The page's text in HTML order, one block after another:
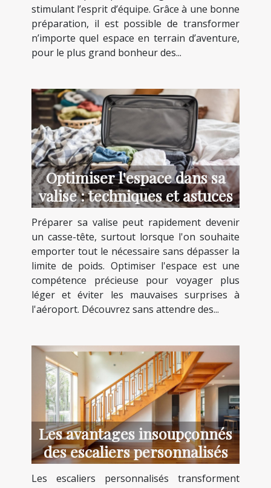
stimulant l’esprit d’équipe. Grâce à une bonne
préparation, il est possible de transformer
n’importe quel espace en terrain d’aventure,
pour le plus grand bonheur des...
Optimiser l'espace dans sa
valise : techniques et astuces
Préparer sa valise peut rapidement devenir
un casse-tête, surtout lorsque l'on souhaite
emporter tout le nécessaire sans dépasser la
limite de poids. Optimiser l'espace est une
compétence précieuse pour voyager plus
léger et éviter les mauvaises surprises à
l'aéroport. Découvrez sans attendre des...
Les avantages insoupçonnés
des escaliers personnalisés
Les escaliers personnalisés transforment